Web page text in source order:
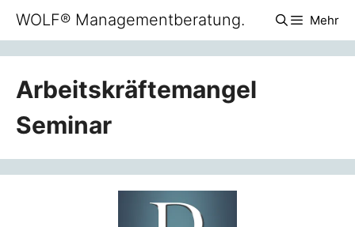
Zum
Inhalt
springen
WOLF® Managementberatung. Mehr
Arbeitskräftemangel
Seminar